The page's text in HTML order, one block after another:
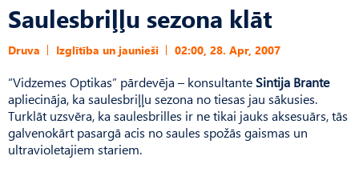
Saulesbriļļu sezona klāt
Druva Izglītība un jaunieši 02:00, 28. Apr, 2007
“Vidzemes Optikas” pārdevēja – konsultante Sintija Brante
apliecināja, ka saulesbriļļu sezona no tiesas jau sākusies.
Turklāt uzsvēra, ka saulesbrilles ir ne tikai jauks aksesuārs, tās
galvenokārt pasargā acis no saules spožās gaismas un
ultravioletajiem stariem.